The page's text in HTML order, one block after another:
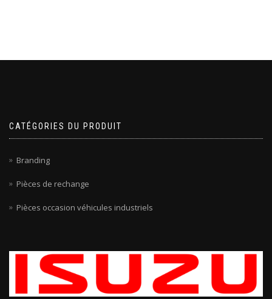
CATÉGORIES DU PRODUIT
Branding
Pièces de rechange
Pièces occasion véhicules industriels